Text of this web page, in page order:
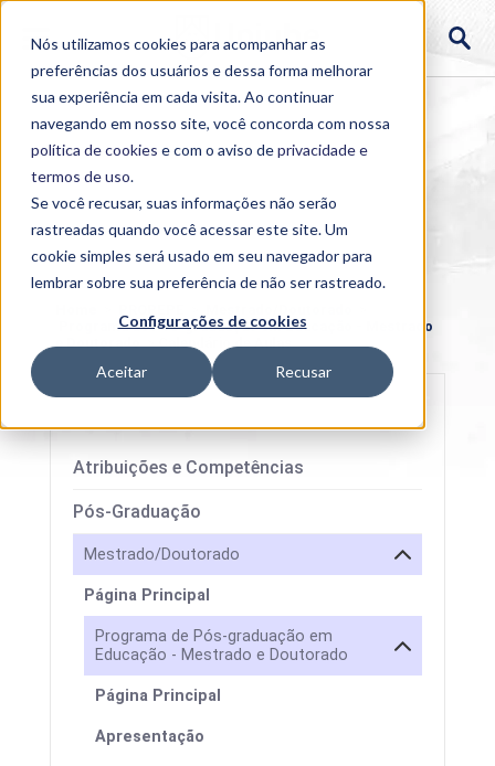
Nós utilizamos cookies para acompanhar as
preferências dos usuários e dessa forma melhorar
sua experiência em cada visita. Ao continuar
navegando em nosso site, você concorda com nossa
política de cookies e com o aviso deprivacidade e
termos de uso.
Se você recusar, suas informações não serão
rastreadas quando você acessar este site. Um
cookie simples será usado em seu navegador para
lembrar sobre sua preferência de não ser rastreado.
Configurações de cookies
Aceitar Recusar
Programa de Pós-graduação em Educação - Mestrado
e Doutorado >Calendário de Aulas
Atribuições e Competências
Pós-Graduação
Mestrado/Doutorado
Página Principal
Programa de Pós-graduação em
Educação - Mestrado e Doutorado
Página Principal
Apresentação